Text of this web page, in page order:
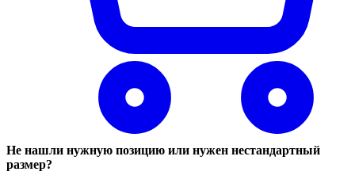
Не нашли нужную позицию или нужен нестандартный
размер?